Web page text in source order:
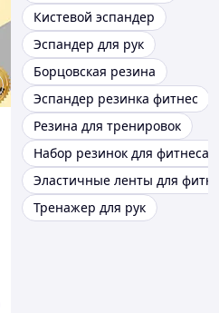
Кистевой эспандер
Эспандер для рук
Борцовская резина
Эспандер резинка фитнес
Резина для тренировок
Набор резинок для фитнеса
Эластичные ленты для
Тренажер для рук